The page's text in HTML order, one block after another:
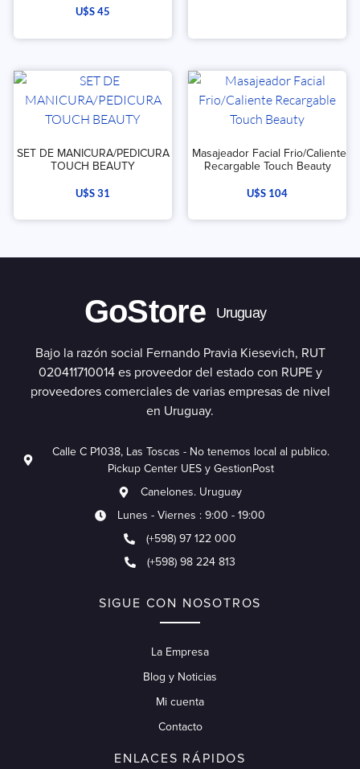
U$S45
SET DE MANICURA/PEDICURA
TOUCH BEAUTY
U$S31
Masajeador Facial Frio/Caliente
Recargable Touch Beauty
U$S 104
GoStore Uruguay
Bajo la razón social Fernando Pravia Kiesevich, RUT
020411710014 es proveedor del estado con RUPE y
proveedores comerciales de varias empresas de nivel
en Uruguay.
Calle C P1038, Las Toscas - No tenemos local al publico.
Pickup Center UES y GestionPost
Canelones. Uruguay
Lunes - Viernes : 9:00 - 19:00
(+598) 97 122 000
(+598) 98 224 813
SIGUE CON NOSOTROS
La Empresa
Blog y Noticias
Mi cuenta
Contacto
ENLACES RÁPIDOS